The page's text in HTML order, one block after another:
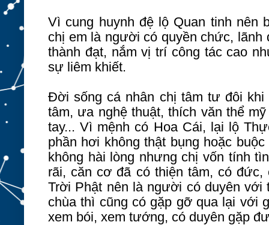
Vì cung huynh đệ lộ Quan tinh nên
chị em là người có quyền chức,
thành đạt, nắm vị trí công tác cao
sự liêm khiết.
Đời sống cá nhân chị tâm tư đôi khi
tâm, ưa nghệ thuật, thích văn thể
tay... Vì mệnh có Hoa Cái, lại lộ
phần hơi không thật bụng hoặc
không hài lòng nhưng chị vốn tính
rãi, căn cơ đã có thiện tâm, có
Trời Phật nên là người có duyên với
chùa thì cũng có gặp gỡ qua lại với
xem bói, xem tướng, có duyên gặp